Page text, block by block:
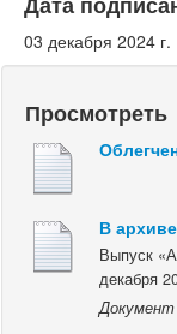
03 декабря 2024 г.
Просмотреть
В
Выпуск
декабря